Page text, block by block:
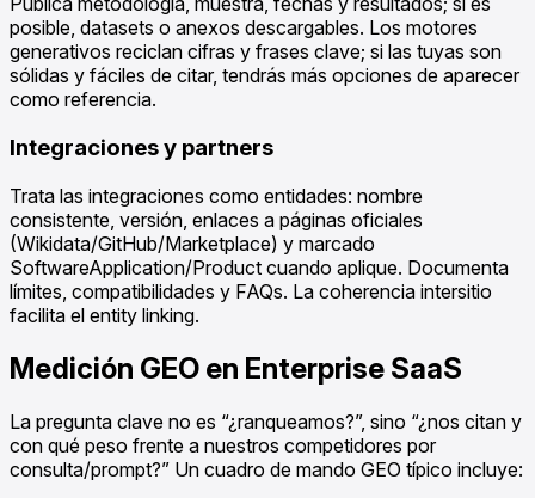
posible, datasets o anexos descargables. Los motores
generativos reciclan cifras y frases clave; si las tuyas son
sólidas y fáciles de citar, tendrás más opciones de aparecer
como referencia.
Integraciones y partners
Trata las integraciones como entidades: nombre
consistente, versión, enlaces a páginas oficiales
(Wikidata/GitHub/Marketplace) y marcado
SoftwareApplication/Product cuando aplique. Documenta
límites, compatibilidades y FAQs. La coherencia intersitio
facilita el entity linking.
Medición GEO en Enterprise SaaS
La pregunta clave no es “¿ranqueamos?”, sino “¿nos citan y
con qué peso frente a nuestros competidores por
consulta/prompt?” Un cuadro de mando GEO típico incluye: